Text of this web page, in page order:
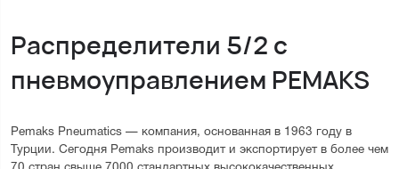
Распределители 5/2 с
пневмоуправлением PEMAKS
Pemaks Pneumatics — компания, основанная в 1963 году в
Турции. Сегодня Pemaks производит и экспортирует в более чем